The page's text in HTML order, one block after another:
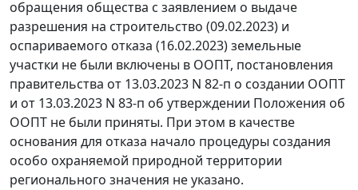
обращения общества с заявлением о выдаче
разрешения на строительство (09.02.2023) и
оспариваемого отказа (16.02.2023) земельные
участки не были включены в ООПТ, постановления
правительства от 13.03.2023 N 82-п о создании ООПТ
и от 13.03.2023 N 83-п об утверждении Положения об
ООПТ не были приняты. При этом в качестве
основания для отказа начало процедуры создания
особо охраняемой природной территории
регионального значения не указано.